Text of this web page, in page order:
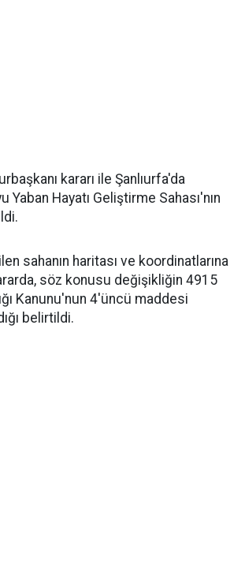
kararı ile Şanlıurfa'da
Yaban Hayatı Geliştirme Sahası'nın
sahanın haritası ve koordinatlarına
söz konusu değişikliğin 4915
Kanunu'nun 4'üncü maddesi
belirtildi.